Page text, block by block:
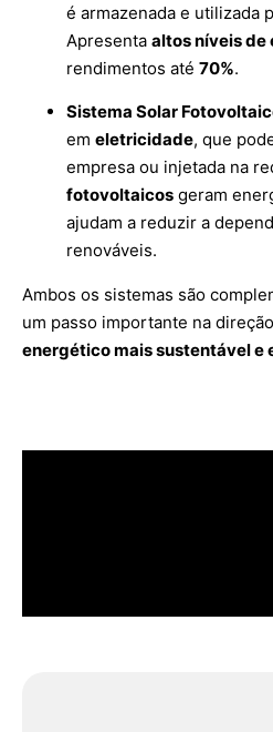
é armazenada e utilizada
Apresenta altos níveis de
rendimentos até 70%.
Sistema Solar
em eletricidade, que
empresa ou injetada na
fotovoltaicos geram
ajudam a reduzir a
renováveis.
Ambos os sistemas são
um passo importante na
energético mais sustentável e